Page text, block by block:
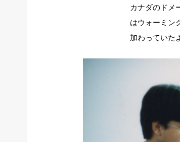
カナダのドメ
はウォーミン
加わっていた